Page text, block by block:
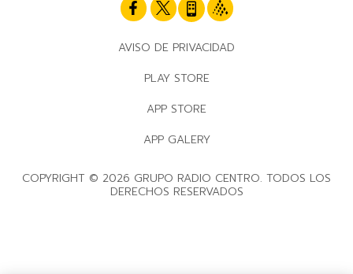
AVISO DE PRIVACIDAD
PLAY STORE
APP STORE
APP GALERY
COPYRIGHT © 2026 GRUPO RADIO CENTRO. TODOS LOS
DERECHOS RESERVADOS